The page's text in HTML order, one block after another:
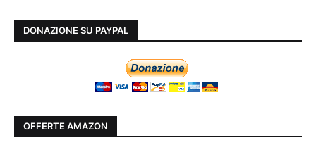
DONAZIONE SU PAYPAL
OFFERTE AMAZON